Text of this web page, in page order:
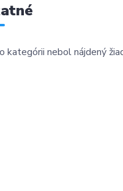
kategórii nebol nájdený